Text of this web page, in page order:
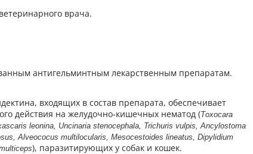
врача.
антигельминтным лекарственным препаратам.
входящих в состав препарата, обеспечивает
действия на желудочно-кишечных нематод (Тохосаra
leonina, Uncinaria stenocephala, Trichuris vulpis, Ancylostoma
Alveococus multilocularis, Mesocestoides lineatus, Dipylidium
), паразитирующих у собак и кошек.